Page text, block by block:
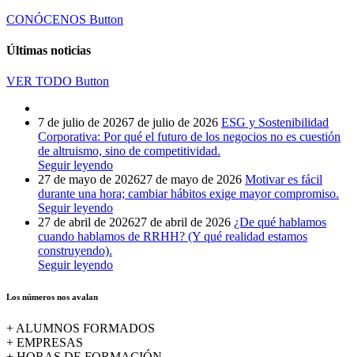
CONÓCENOS Button
Últimas noticias
VER TODO Button
7 de julio de 20267 de julio de 2026 ESG y Sostenibilidad
Corporativa: Por qué el futuro de los negocios no es cuestión
de altruismo, sino de competitividad.
Seguir leyendo
27 de mayo de 202627 de mayo de 2026 Motivar es fácil
durante una hora; cambiar hábitos exige mayor compromiso.
Seguir leyendo
27 de abril de 202627 de abril de 2026 ¿De qué hablamos
cuando hablamos de RRHH? (Y qué realidad estamos
construyendo).
Seguir leyendo
Los números nos avalan
+ ALUMNOS FORMADOS
+ EMPRESAS